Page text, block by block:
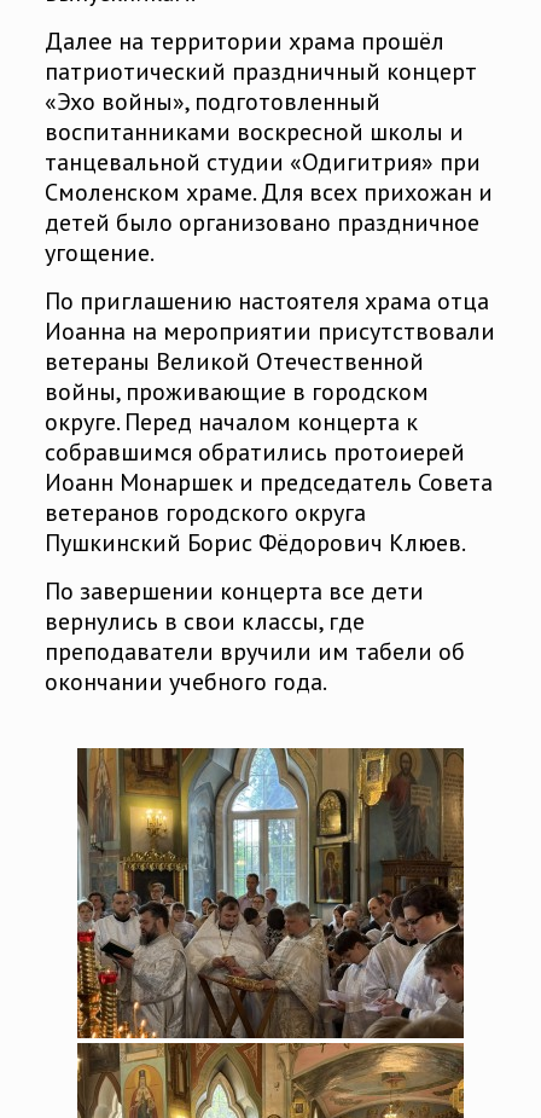
Далее на территории храма прошёл
патриотический праздничный концерт
«Эхо войны», подготовленный
воспитанниками воскресной школы и
танцевальной студии «Одигитрия» при
Смоленском храме. Для всех прихожан и
детей было организовано праздничное
угощение.
По приглашению настоятеля храма отца
Иоанна на мероприятии присутствовали
ветераны Великой Отечественной
войны, проживающие в городском
округе. Перед началом концерта к
собравшимся обратились протоиерей
Иоанн Монаршек и председатель Совета
ветеранов городского округа
Пушкинский Борис Фёдорович Клюев.
По завершении концерта все дети
вернулись в свои классы, где
преподаватели вручили им табели об
окончании учебного года.